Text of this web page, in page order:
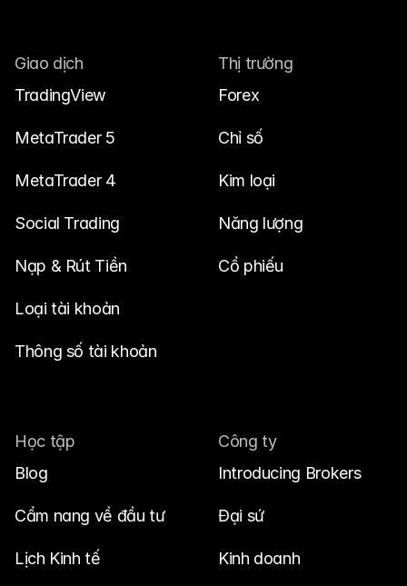
Liên hệ chúng tôi
Tài liệu pháp lý
Học tập
Blog
Cẩm nang về đầu tư
Đăng nhập
Giao dịch
TradingView
MetaTrader 5
MetaTrader 4
Social Trading
Nạp & Rút Tiền
Loại tài khoản
Thông số tài khoản
Thị trường
Forex
Chỉ số
Kim loại
Năng lượng
Cổ phiếu
Học tập
Blog
Cẩm nang về đầu tư
Lịch Kinh tế
Công ty
Introducing Brokers
Đại sứ
Kinh doanh